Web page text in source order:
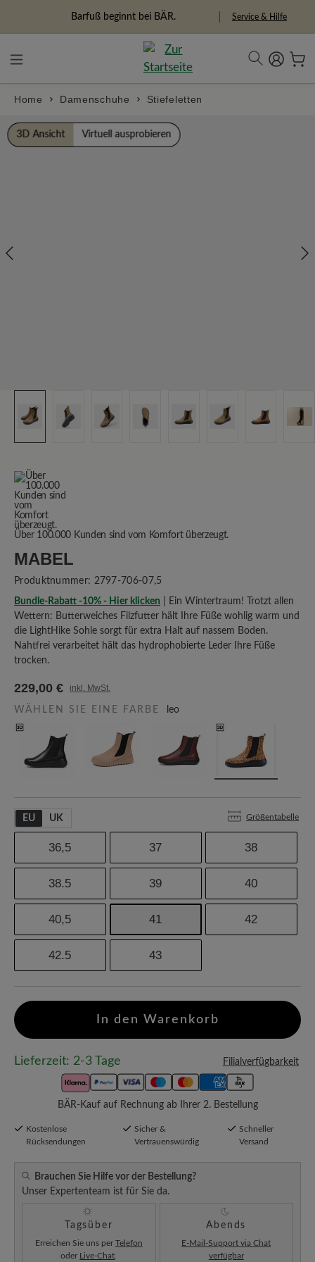
Freiheitspioniere Service & Hilfe
Home Damenschuhe Stiefeletten
Bildergalerie überspringen
3D Ansicht Virtuell ausprobieren
Über 100.000 Kunden sind vom Komfort überzeugt.
MABEL
Produktnummer: 2797-706-07,5
Bundle-Rabatt -10% - Hier klicken | Ein Wintertraum! Trotzt allen
Wettern: Butterweiches Filzfutter hält Ihre Füße wohlig warm und
die LightHike Sohle sorgt für extra Halt auf nassem Boden.
Nahtfrei verarbeitet hält das hydrophobierte Leder Ihre Füße
trocken.
229,00 € inkl. MwSt.
WÄHLEN SIE EINE FARBE leo
EU UK Größentabelle
36,5 37 38
38.5 39 40
40,5 41 42
42.5 43
In den Warenkorb
Lieferzeit: 2-3 Tage Filialverfügbarkeit
BÄR-Kauf auf Rechnung ab Ihrer 2. Bestellung
Kostenlose
Rücksendungen
Sicher &
Vertrauenswürdig
Schneller
Versand
Brauchen Sie Hilfe vor der Bestellung?
Unser Expertenteam ist für Sie da.
Tagsüber
Erreichen Sie uns per Telefon
oder Live-Chat
Abends
E-Mail-Support via Chat
verfügbar